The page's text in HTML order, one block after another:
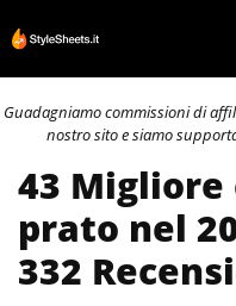
al
contenuto
Guadagniamo commissioni di
nostro sito e siamo
43 Migliore
prato nel
332